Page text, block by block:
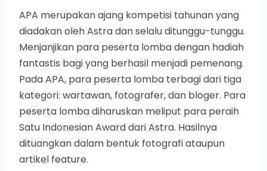
APA merupakan ajang kompetisi tahunan yang
diadakan oleh Astra dan selalu ditunggu-tunggu.
Menjanjikan para peserta lomba dengan hadiah
fantastis bagi yang berhasil menjadi pemenang.
Pada APA, para peserta lomba terbagi dari tiga
kategori: wartawan, fotografer, dan bloger. Para
peserta lomba diharuskan meliput para peraih
Satu Indonesian Award dari Astra. Hasilnya
dituangkan dalam bentuk fotografi ataupun
artikel feature.